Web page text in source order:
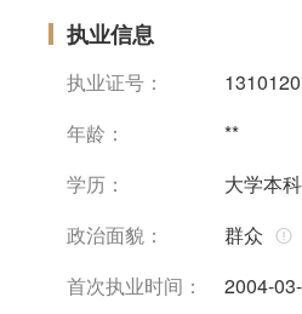
执业信息
执业证号：
年龄：
**
学历：
大学本科
政治面貌：
群众
首次执业时间：
2004-